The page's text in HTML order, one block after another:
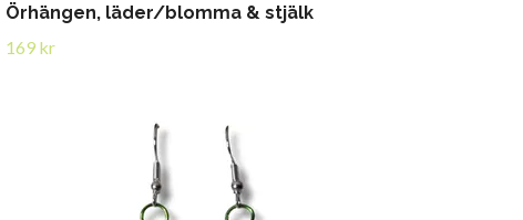
Örhängen, läder/blomma & stjälk
169 kr